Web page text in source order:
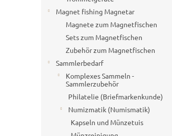
Magnet fishing Magnetar
Magnete zum Magnetfischen
Sets zum Magnetfischen
Zubehör zum Magnetfischen
Sammlerbedarf
Komplexes Sammeln -
Sammlerzubehör
Philatelie (Briefmarkenkunde)
Numizmatik (Numismatik)
Kapseln und Münzetuis